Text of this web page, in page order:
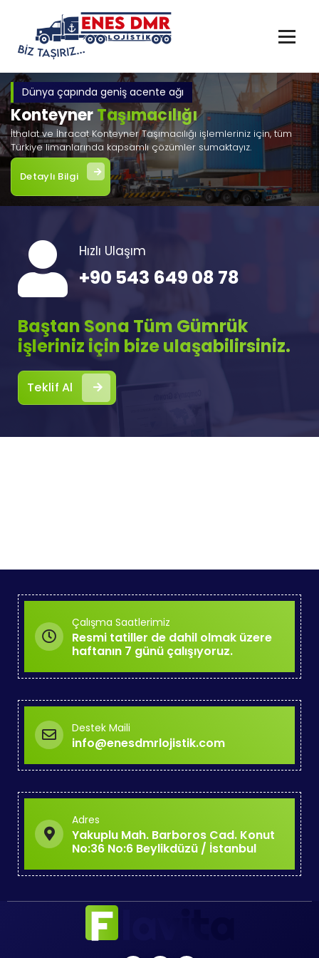
Dünya çapında geniş acente ağı
KonteynerTaşımacılığı
İthalat ve İhracat Konteyner Taşımacılığı işlemleriniz için, tüm
Türkiye limanlarında kapsamlı çözümler sumaktayız.
Detaylı Bilgi
Hızlı Ulaşım
+90 543 649 08 78
Baştan Sona Tüm Gümrük
işleriniz için bize ulaşabilirsiniz.
Teklif Al
Çalışma Saatlerimiz
Resmi tatiller de dahil olmak üzere
haftanın 7 günü çalışıyoruz.
Destek Maili
info@enesdmrlojistik.com
Adres
Yakuplu Mah. Barboros Cad. Konut
No:36 No:6 Beylikdüzü / İstanbul